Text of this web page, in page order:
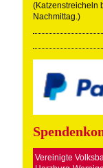
(Katzenstreicheln
Nachmittag.)
Vereinigte